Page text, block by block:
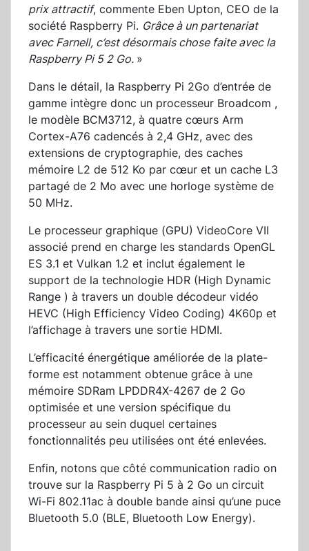
prix attractif, commente Eben Upton, CEO de la
société Raspberry Pi. Grâce à un partenariat
avec Farnell, c’est désormais chose faite avec la
Raspberry Pi 5 2 Go. »
Dans le détail, la Raspberry Pi 2Go d’entrée de
gamme intègre donc un processeur Broadcom ,
le modèle BCM3712, à quatre cœurs Arm
Cortex-A76 cadencés à 2,4 GHz, avec des
extensions de cryptographie, des caches
mémoire L2 de 512 Ko par cœur et un cache L3
partagé de 2 Mo avec une horloge système de
50 MHz.
Le processeur graphique (GPU) VideoCore VII
associé prend en charge les standards OpenGL
ES 3.1 et Vulkan 1.2 et inclut également le
support de la technologie HDR (High Dynamic
Range ) à travers un double décodeur vidéo
HEVC (High Efficiency Video Coding) 4K60p et
l’affichage à travers une sortie HDMI.
L’efficacité énergétique améliorée de la plate-
forme est notamment obtenue grâce à une
mémoire SDRam LPDDR4X-4267 de 2 Go
optimisée et une version spécifique du
processeur au sein duquel certaines
fonctionnalités peu utilisées ont été enlevées.
Enfin, notons que côté communication radio on
trouve sur la Raspberry Pi 5 à 2 Go un circuit
Wi-Fi 802.11ac à double bande ainsi qu’une puce
Bluetooth 5.0 (BLE, Bluetooth Low Energy).